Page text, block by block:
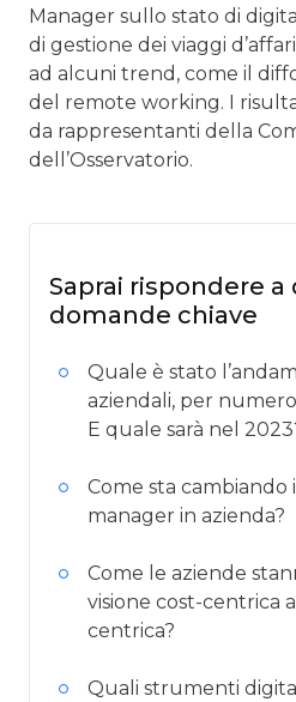
Manager sullo stato di
di gestione dei viaggi
ad alcuni trend, come il
del remote working. I
da rappresentanti della
dell’Osservatorio.
Saprai rispondere a
domande chiave
Quale è stato
aziendali, per
E quale sarà nel
Come sta cambiando
manager in azienda?
Come le aziende
visione cost-centrica
centrica?
Quali strumenti